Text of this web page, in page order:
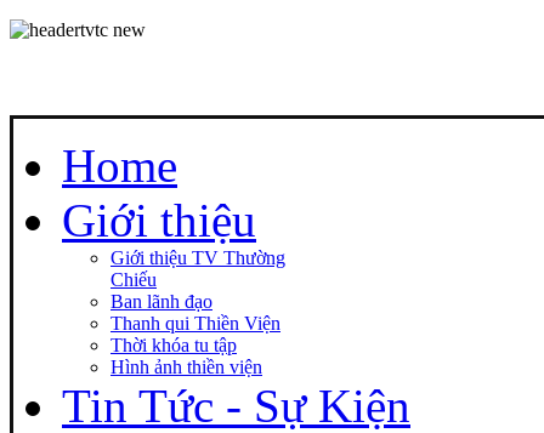
Home
Giới thiệu
Giới thiệu TV Thường
Chiếu
Ban lãnh đạo
Thanh qui Thiền Viện
Thời khóa tu tập
Hình ảnh thiền viện
Tin Tức - Sự Kiện